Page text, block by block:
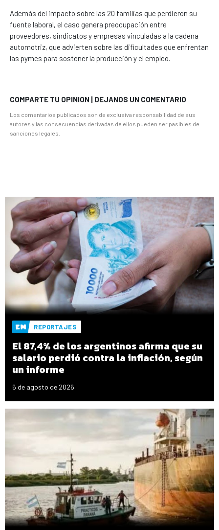
Además del impacto sobre las 20 familias que perdieron su
fuente laboral, el caso genera preocupación entre
proveedores, sindicatos y empresas vinculadas a la cadena
automotriz, que advierten sobre las dificultades que enfrentan
las pymes para sostener la producción y el empleo.
COMPARTE TU OPINION | DEJANOS UN COMENTARIO
Los comentarios publicados son de exclusiva responsabilidad de sus
autores y las consecuencias derivadas de ellos pueden ser pasibles de
sanciones legales.
REPORTAJES
El 87,4% de los argentinos afirma que su
salario perdió contra la inflación, según
un informe
6 de agosto de 2026